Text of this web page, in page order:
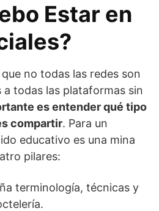
Estar en
no todas las redes son
a todas las plataformas sin
es entender qué tipo
compartir. Para un
educativo es una mina
pilares:
terminología, técnicas y